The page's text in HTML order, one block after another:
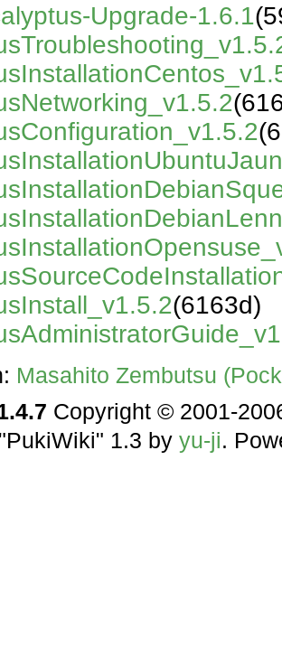
Upgrade-1.6.1
(6163d)
Masahito Zembutsu
Copyright © 2001-
1.3 by yu-ji.